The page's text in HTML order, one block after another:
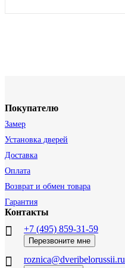
Покупателю
Замер
Установка дверей
Доставка
Оплата
Возврат и обмен товара
Гарантия
Контакты
+7 (495) 859-31-59
Перезвоните мне
roznica@dveribelorussii.ru